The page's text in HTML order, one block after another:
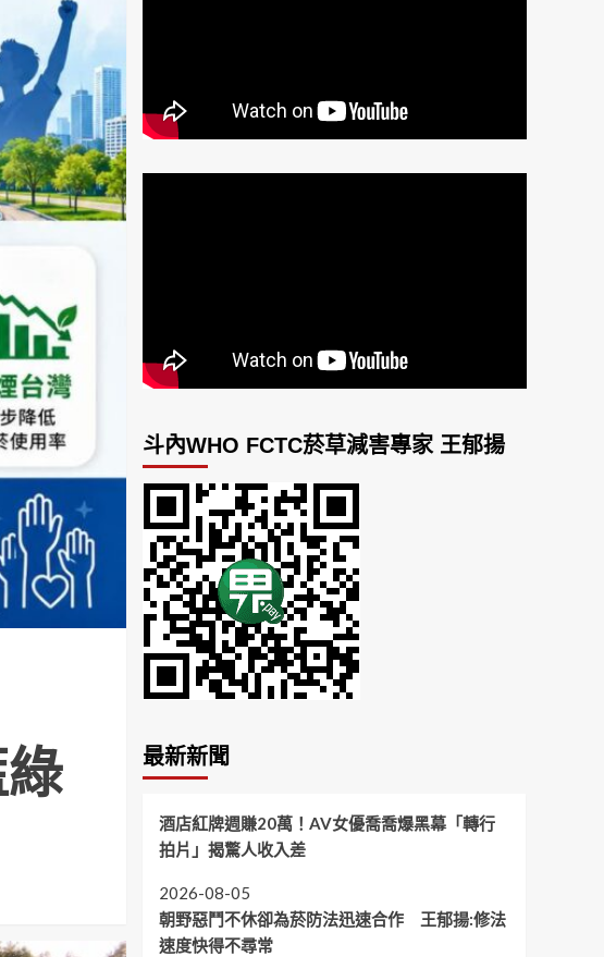
斗內WHO FCTC菸草減害專家 王郁揚
最新新聞
酒店紅牌週賺20萬！AV女優喬喬爆黑幕「轉行
拍片」揭驚人收入差
2026-08-05
朝野惡鬥不休卻為菸防法迅速合作 王郁揚:修法
速度快得不尋常